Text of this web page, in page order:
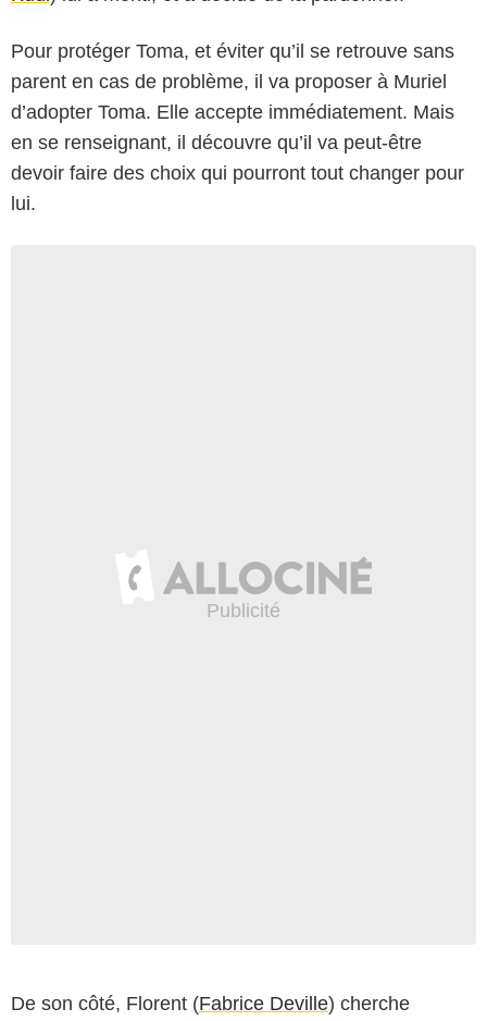
Pour protéger Toma, et éviter qu’il se retrouve sans
parent en cas de problème, il va proposer à Muriel
d’adopter Toma. Elle accepte immédiatement. Mais
en se renseignant, il découvre qu’il va peut-être
devoir faire des choix qui pourront tout changer pour
lui.
De son côté, Florent (Fabrice Deville) cherche